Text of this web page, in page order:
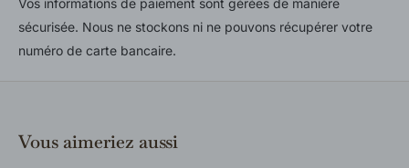
sécurisée. Nous ne stockons ni ne pouvons récupérer votre
numéro de carte bancaire.
Vous aimeriez aussi